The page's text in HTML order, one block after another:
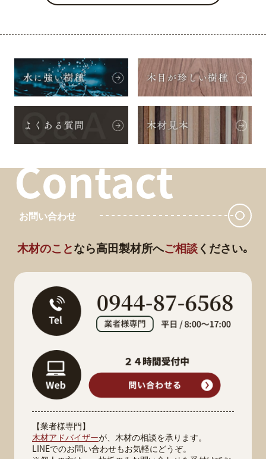
Contact
お問い合わせ
木材のことなら高田製材所へご相談ください｡
【業者様専門】
木材アドバイザーが、木材の相談を承ります。
LINEでのお問い合わせもお気軽にどうぞ。